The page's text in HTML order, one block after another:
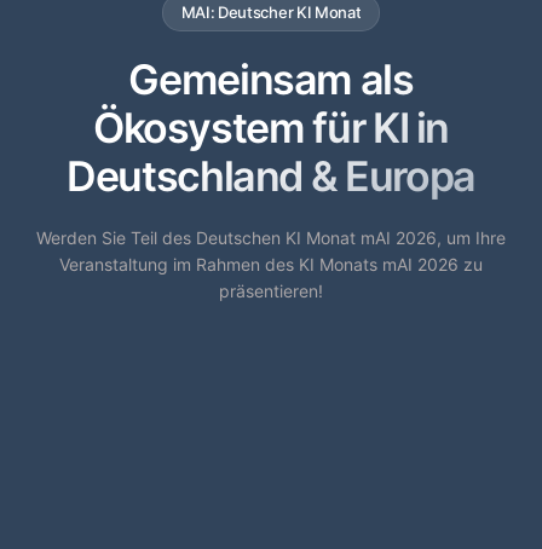
MAI: Deutscher KI Monat
Gemeinsam als
Ökosystem für KI in
Deutschland & Europa
Werden Sie Teil des Deutschen KI Monat mAI 2026, um Ihre
Veranstaltung im Rahmen des KI Monats mAI 2026 zu
präsentieren!